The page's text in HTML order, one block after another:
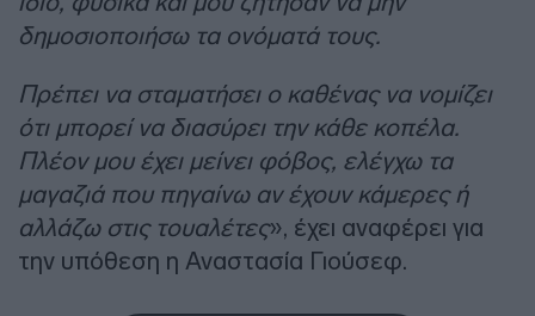
δημοσιοποιήσω τα ονόματά τους.
Πρέπει να σταματήσει ο καθένας να νομίζει
ότι μπορεί να διασύρει την κάθε κοπέλα.
Πλέον μου έχει μείνει φόβος, ελέγχω τα
μαγαζιά που πηγαίνω αν έχουν κάμερες ή
αλλάζω στις τουαλέτες», έχει αναφέρει για
την υπόθεση η Αναστασία Γιούσεφ.